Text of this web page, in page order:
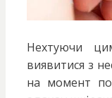
Нехтуючи
виявитися з
на момент